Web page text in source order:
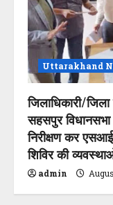
i
g
a
t
i
o
n
Uttarakhand
जिलाधिकारी/
सहसपुर विधानसभा
निरीक्षण कर
शिविर की
admin